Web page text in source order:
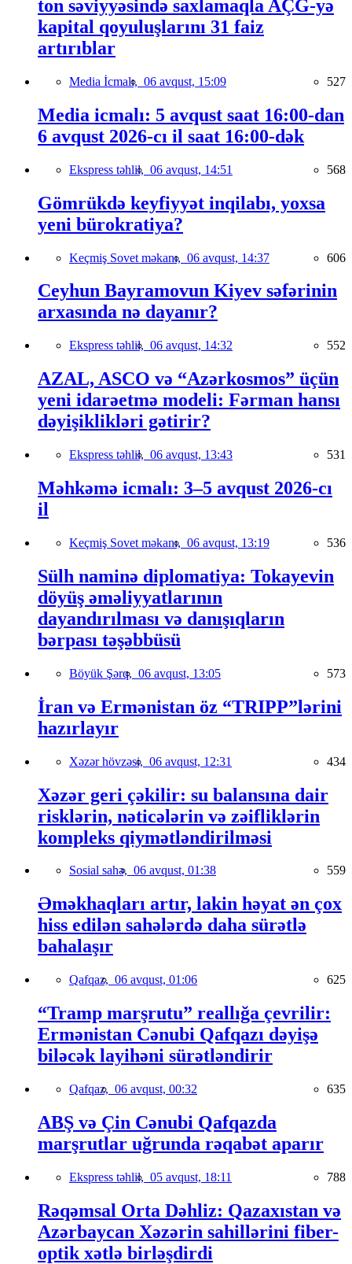
ton səviyyəsində saxlamaqla AÇG-yə
kapital qoyuluşlarını 31 faiz
artırıblar
Media İcmalı, 06 avqust, 15:09 527
Media icmalı: 5 avqust saat 16:00-dan
6 avqust 2026-cı il saat 16:00-dək
Ekspress təhlil, 06 avqust, 14:51 568
Gömrükdə keyfiyyət inqilabı, yoxsa
yeni bürokratiya?
Keçmiş Sovet məkanı, 06 avqust, 14:37 606
Ceyhun Bayramovun Kiyev səfərinin
arxasında nə dayanır?
Ekspress təhlil, 06 avqust, 14:32 552
AZAL, ASCO və “Azərkosmos” üçün
yeni idarəetmə modeli: Fərman hansı
dəyişiklikləri gətirir?
Ekspress təhlil, 06 avqust, 13:43 531
Məhkəmə icmalı: 3–5 avqust 2026-cı
il
Keçmiş Sovet məkanı, 06 avqust, 13:19 536
Sülh naminə diplomatiya: Tokayevin
döyüş əməliyyatlarının
dayandırılması və danışıqların
bərpası təşəbbüsü
Böyük Şərq, 06 avqust, 13:05 573
İran və Ermənistan öz “TRIPP”lərini
hazırlayır
Xəzər hövzəsi, 06 avqust, 12:31 434
Xəzər geri çəkilir: su balansına dair
risklərin, nəticələrin və zəifliklərin
kompleks qiymətləndirilməsi
Sosial sahə, 06 avqust, 01:38 559
Əməkhaqları artır, lakin həyat ən çox
hiss edilən sahələrdə daha sürətlə
bahalaşır
Qafqaz, 06 avqust, 01:06 625
“Tramp marşrutu” reallığa çevrilir:
Ermənistan Cənubi Qafqazı dəyişə
biləcək layihəni sürətləndirir
Qafqaz, 06 avqust, 00:32 635
ABŞ və Çin Cənubi Qafqazda
marşrutlar uğrunda rəqabət aparır
Ekspress təhlil, 05 avqust, 18:11 788
Rəqəmsal Orta Dəhliz: Qazaxıstan və
Azərbaycan Xəzərin sahillərini fiber-
optik xətlə birləşdirdi